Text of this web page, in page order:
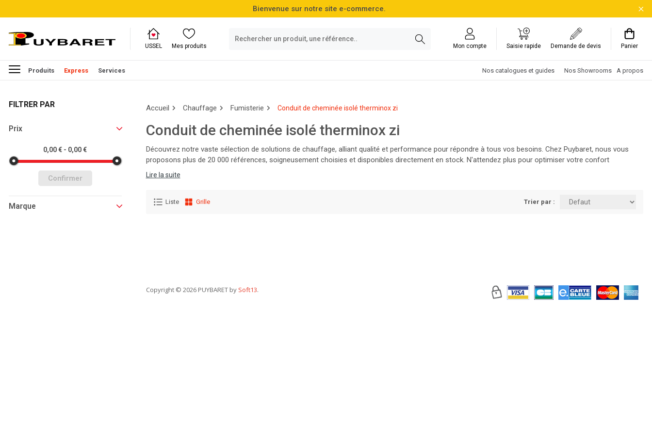
Bienvenue sur notre site e-commerce.
USSEL Mes produits Mon compte Saisie rapide Demande de devis Panier
Produits Express Services Nos catalogues et guides Nos Showrooms A propos
FILTRER PAR
Prix
0,00 € - 0,00 €
Confirmer
Marque
Accueil Chauffage Fumisterie Conduit de cheminée isolé therminox zi
Conduit de cheminée isolé therminox zi
Découvrez notre vaste sélection de solutions de chauffage, alliant qualité et performance pour répondre à tous vos besoins. Chez Puybaret, nous vous
proposons plus de 20 000 références, soigneusement choisies et disponibles directement en stock. N'attendez plus pour optimiser votre confort
thermique, parcourez notre gamme et faites le choix de l'excellence dès aujourd'hui !
Lire la suite
Liste Grille Trier par :
Copyright© 2026 PUYBARET by Soft13.